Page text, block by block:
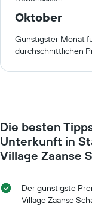
Oktober
Günstigster Monat
durchschnittlichen
Die besten
Unterkunft in
Village Zaanse
Der günstigste
Village Zaanse